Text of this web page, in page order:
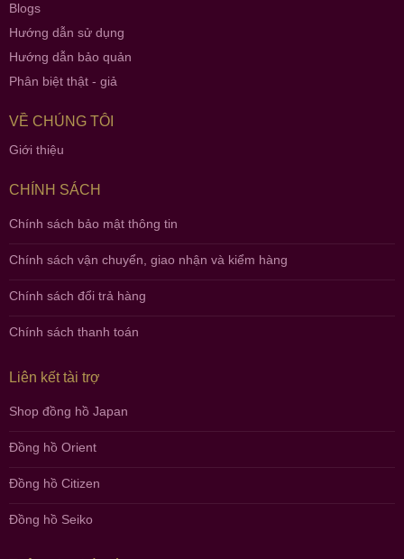
Blogs
Hướng dẫn sử dụng
Hướng dẫn bảo quản
Phân biệt thật - giả
VỀ CHÚNG TÔI
Giới thiệu
CHÍNH SÁCH
Chính sách bảo mật thông tin
Chính sách vận chuyển, giao nhận và kiểm hàng
Chính sách đổi trả hàng
Chính sách thanh toán
Liên kết tài trợ
Shop đồng hồ Japan
Đồng hồ Orient
Đồng hồ Citizen
Đồng hồ Seiko